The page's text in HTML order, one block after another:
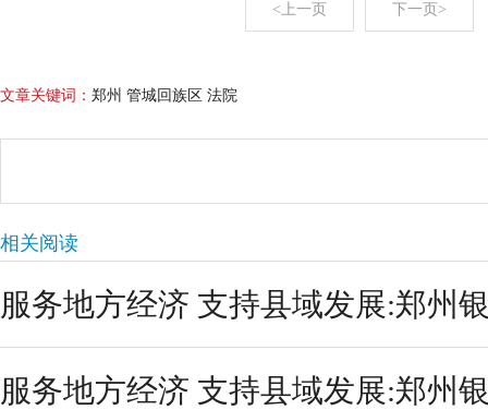
<上一页 下一页>
文章关键词： 郑州 管城回族区 法院
相关阅读
服务地方经济 支持县域发展:郑州
服务地方经济 支持县域发展:郑州